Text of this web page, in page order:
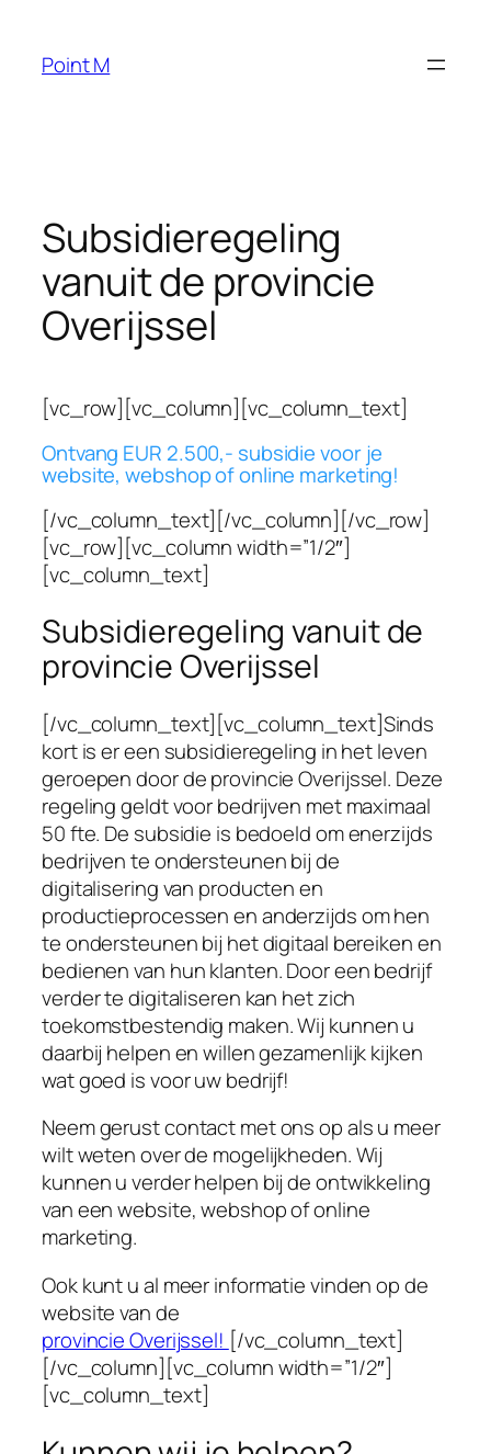
Point M
Subsidieregeling
vanuit de provincie
Overijssel
[vc_row][vc_column][vc_column_text]
Ontvang EUR 2.500,- subsidie voor je
website, webshop of online marketing!
[/vc_column_text][/vc_column][/vc_row]
[vc_row][vc_column width=”1/2″]
[vc_column_text]
Subsidieregeling vanuit de
provincie Overijssel
[/vc_column_text][vc_column_text]Sinds
kort is er een subsidieregeling in het leven
geroepen door de provincie Overijssel. Deze
regeling geldt voor bedrijven met maximaal
50 fte. De subsidie is bedoeld om enerzijds
bedrijven te ondersteunen bij de
digitalisering van producten en
productieprocessen en anderzijds om hen
te ondersteunen bij het digitaal bereiken en
bedienen van hun klanten. Door een bedrijf
verder te digitaliseren kan het zich
toekomstbestendig maken. Wij kunnen u
daarbij helpen en willen gezamenlijk kijken
wat goed is voor uw bedrijf!
Neem gerust contact met ons op als u meer
wilt weten over de mogelijkheden. Wij
kunnen u verder helpen bij de ontwikkeling
van een website, webshop of online
marketing.
Ook kunt u al meer informatie vinden op de
website van de
provincie Overijssel! [/vc_column_text]
[/vc_column][vc_column width=”1/2″]
[vc_column_text]